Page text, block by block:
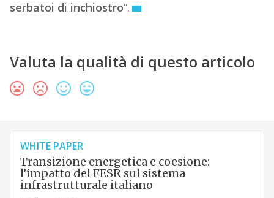
serbatoi di inchiostro“.
Valuta la qualità di questo articolo
WHITE PAPER
Transizione energetica e coesione:
l’impatto del FESR sul sistema
infrastrutturale italiano